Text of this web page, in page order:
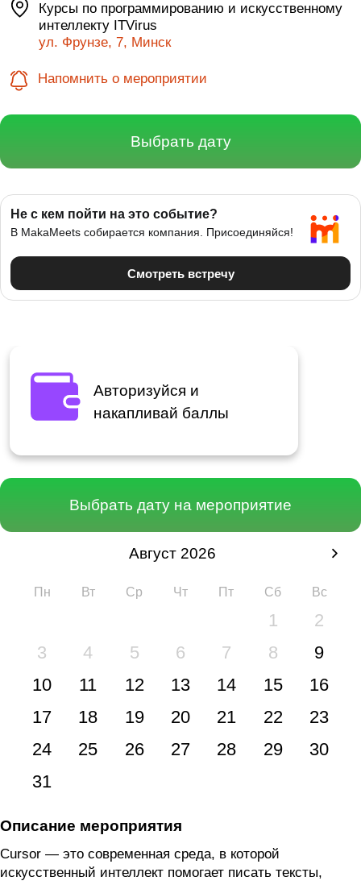
Курсы по программированию и искусственному
интеллекту ITVirus
ул. Фрунзе, 7, Минск
Напомнить о мероприятии
Выбрать дату
Авторизуйся и
накапливай баллы
Выбрать дату на мероприятие
Расписание мероприятия в Минске
Август 2026
Пн Вт Ср Чт Пт Сб Вс
1
2
3
4 5 6 7 8
9
10
11 12 13 14 15
16
17
18 19 20 21 22
23
24
25 26 27 28 29
30
31
Описание мероприятия
Cursor — это современная среда, в которой
искусственный интеллект помогает писать тексты,